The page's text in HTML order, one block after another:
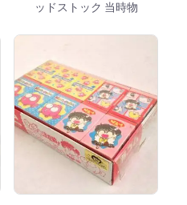
ッドストック 当時物